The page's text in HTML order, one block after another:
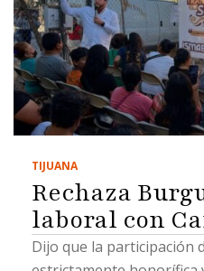
TIJUANA
Rechaza
laboral con
Dijo que la participación